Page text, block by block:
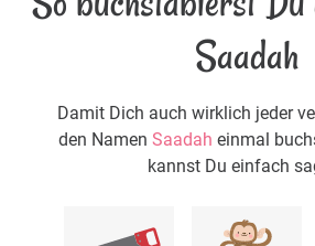
Saadah
Damit Dich auch wirklich jeder
den NamenSaadah einmal
kannst Du einfach